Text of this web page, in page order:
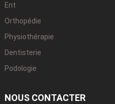
Ent
Orthopédie
Physiothérapie
Dentisterie
Podologie
NOUS CONTACTER